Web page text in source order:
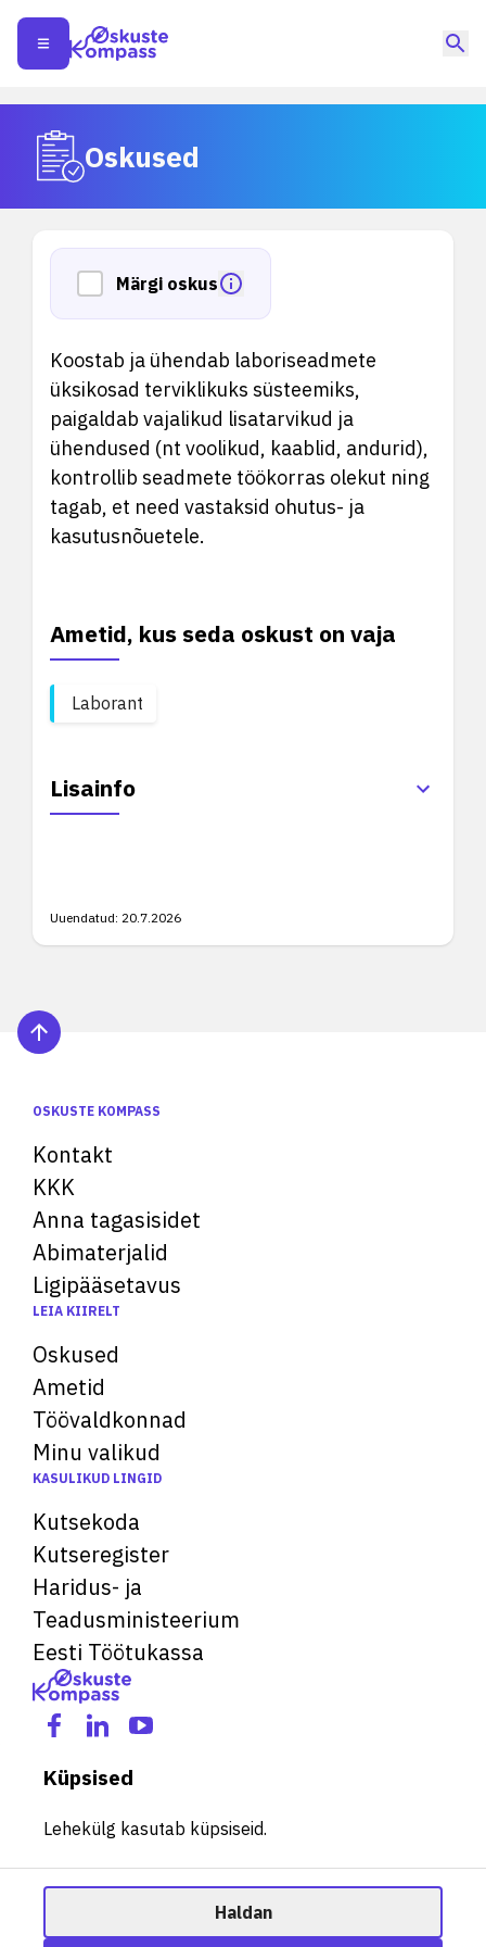
Oskused
Märgi oskus
Koostab ja ühendab laboriseadmete
üksikosad terviklikuks süsteemiks,
paigaldab vajalikud lisatarvikud ja
ühendused (nt voolikud, kaablid, andurid),
kontrollib seadmete töökorras olekut ning
tagab, et need vastaksid ohutus- ja
kasutusnõuetele.
Ametid, kus seda oskust on vaja
Laborant
Lisainfo
Uuendatud: 20.7.2026
OSKUSTE KOMPASS
Kontakt
KKK
Anna tagasisidet
Abimaterjalid
Ligipääsetavus
LEIA KIIRELT
Oskused
Ametid
Töövaldkonnad
Minu valikud
KASULIKUD LINGID
Kutsekoda
Kutseregister
Haridus- ja
Teadusministeerium
Eesti Töötukassa
Küpsised
Lehekülg kasutab küpsiseid.
Haldan